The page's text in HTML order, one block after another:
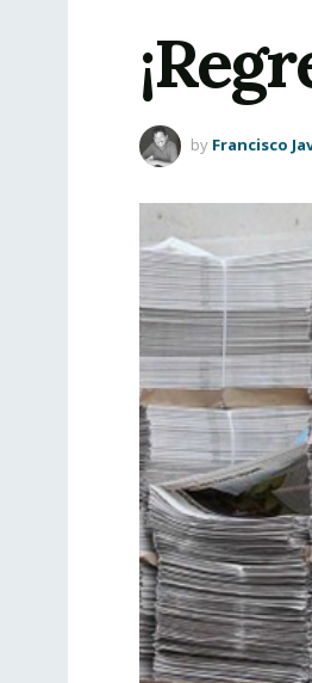
by Francisco